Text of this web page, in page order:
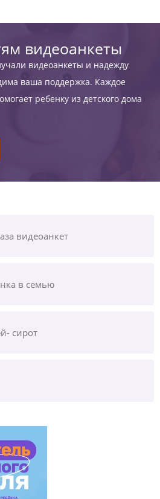
видеоанкеты
видеоанкеты и надежду
ваша поддержка. Каждое
ребенку из детского дома
видеоанкет
в семью
сирот